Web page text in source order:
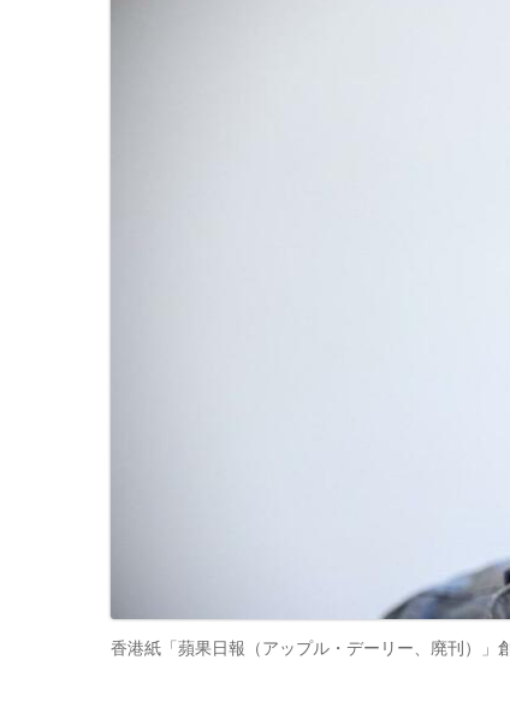
香港紙「蘋果日報（アップル・デーリー、廃刊）」